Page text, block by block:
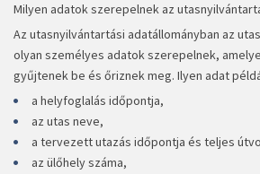
Milyen adatok szerepelnek az
Az utasnyilvántartási adatállományban az
olyan személyes adatok szerepelnek,
gyűjtenek be és őriznek meg. Ilyen adat
a helyfoglalás időpontja,
az utas neve,
a tervezett utazás időpontja és teljes
az ülőhely száma,